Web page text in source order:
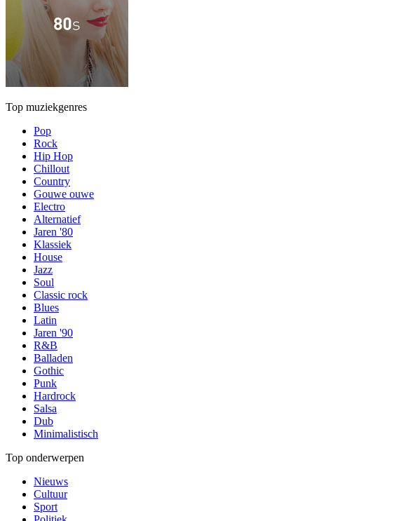
Top muziekgenres
Pop
Rock
Hip Hop
Chillout
Country
Gouwe ouwe
Electro
Alternatief
Jaren '80
Klassiek
House
Jazz
Soul
Classic rock
Blues
Latin
Jaren '90
R&B
Balladen
Gothic
Punk
Hardrock
Salsa
Dub
Minimalistisch
Top onderwerpen
Nieuws
Cultuur
Sport